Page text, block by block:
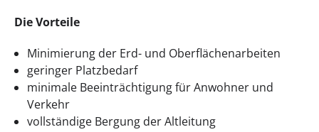
Die Vorteile
Minimierung der Erd- und Oberflächenarbeiten
geringer Platzbedarf
minimale Beeinträchtigung für Anwohner und
Verkehr
vollständige Bergung der Altleitung